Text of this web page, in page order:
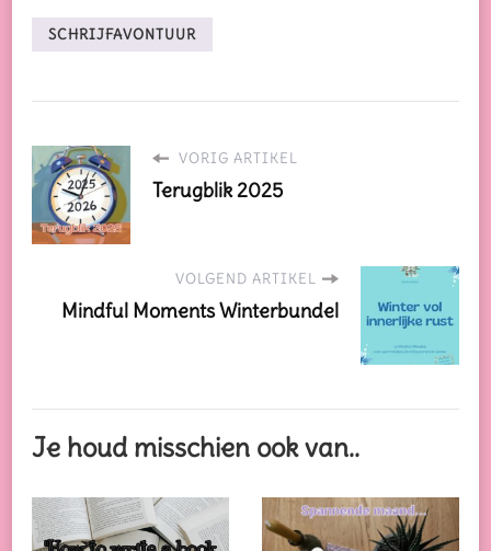
SCHRIJFAVONTUUR
VORIG ARTIKEL
Terugblik 2025
VOLGEND ARTIKEL
Mindful Moments Winterbundel
Je houd misschien ook van..